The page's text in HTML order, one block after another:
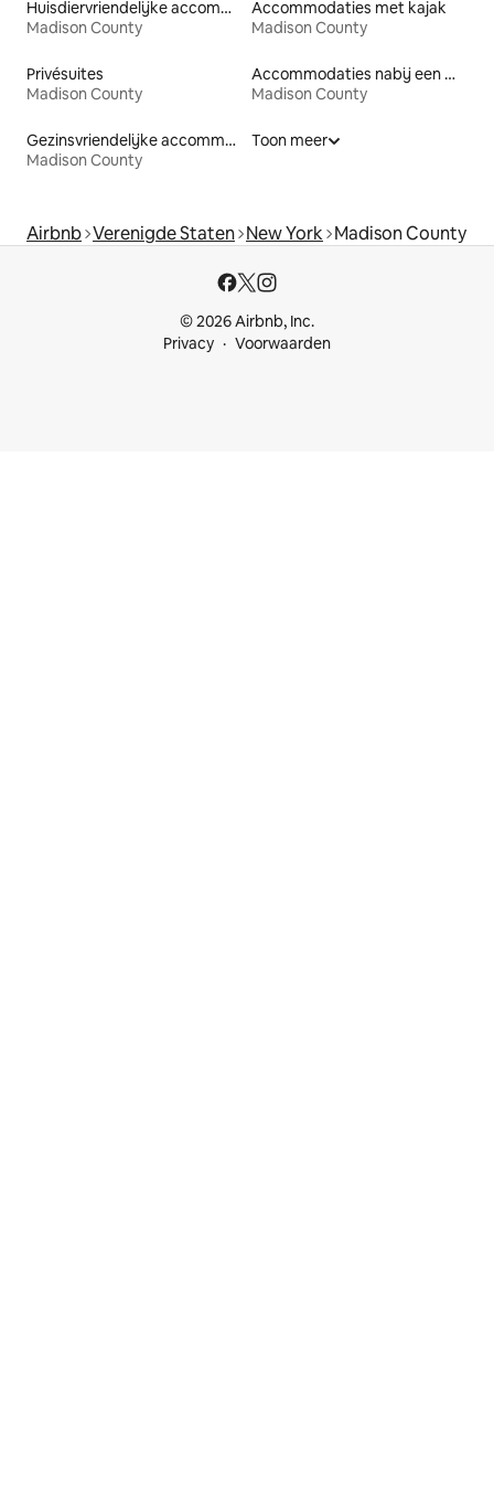
Huisdiervriendelijke accommodaties
Madison County
Accommodaties met kajak
Madison County
Privésuites
Madison County
Accommodaties nabij een meer
Madison County
Gezinsvriendelijke accommodaties
Madison County
Toon meer
Airbnb Verenigde Staten New York Madison County
© 2026 Airbnb, Inc.
Privacy
Voorwaarden